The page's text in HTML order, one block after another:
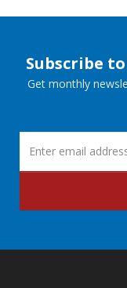
Subscribe
Get monthly